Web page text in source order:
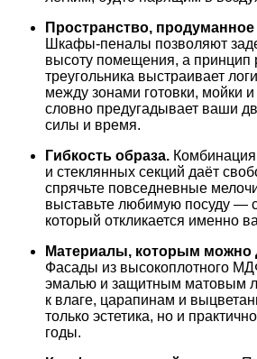
Пространство,
Шкафы‑пеналы позволяют
высоту помещения, а принцип
треугольника выстраивает
между зонами готовки, мойки
словно предугадывает ваши
силы и время.
Гибкость образа.
и стеклянных секций даёт
спрячьте повседневные
выставьте любимую посуду —
который откликается именно
Материалы, которым можно
Фасады из высокоплотного
эмалью и защитным матовым
к влаге, царапинам и
только эстетика, но и
годы.